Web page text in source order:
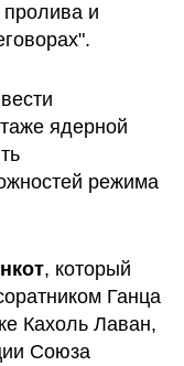
и
ядерной
режима
, который
Ганца
Кахоль Лаван,
Союза